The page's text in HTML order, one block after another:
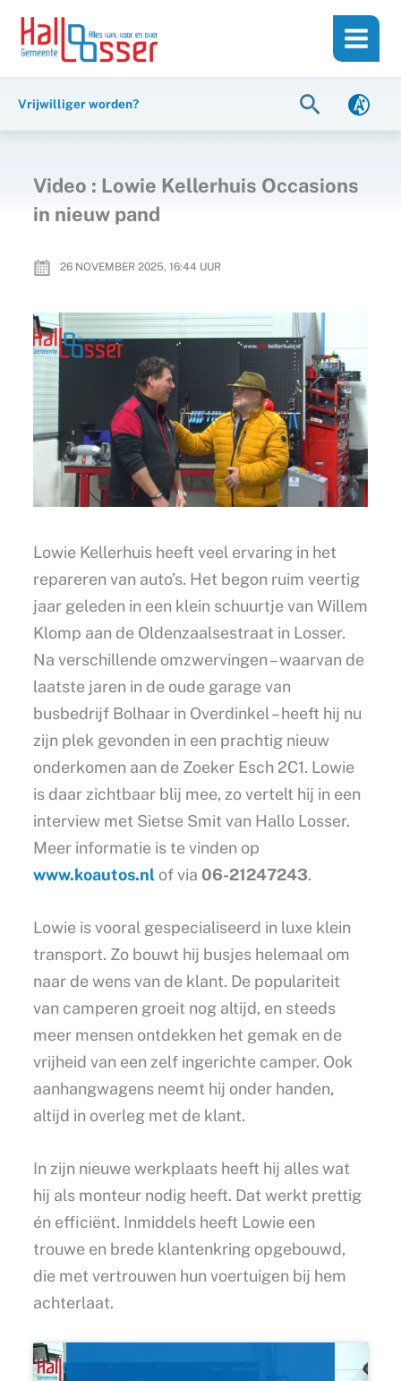
inhoud
naar
Vrijwilliger worden? Zoeken
Video : Lowie Kellerhuis Occasions
in nieuw pand
26 NOVEMBER 2025, 16:44 UUR
Lowie Kellerhuis heeft veel ervaring in het
repareren van auto’s. Het begon ruim veertig
jaar geleden in een klein schuurtje van Willem
Klomp aan de Oldenzaalsestraat in Losser.
Na verschillende omzwervingen – waarvan de
laatste jaren in de oude garage van
busbedrijf Bolhaar in Overdinkel – heeft hij nu
zijn plek gevonden in een prachtig nieuw
onderkomen aan de Zoeker Esch 2C1. Lowie
is daar zichtbaar blij mee, zo vertelt hij in een
interview met Sietse Smit van Hallo Losser.
Meer informatie is te vinden op
www.koautos.nlof via 06-21247243.
Lowie is vooral gespecialiseerd in luxe klein
transport. Zo bouwt hij busjes helemaal om
naar de wens van de klant. De populariteit
van camperen groeit nog altijd, en steeds
meer mensen ontdekken het gemak en de
vrijheid van een zelf ingerichte camper. Ook
aanhangwagens neemt hij onder handen,
altijd in overleg met de klant.
In zijn nieuwe werkplaats heeft hij alles wat
hij als monteur nodig heeft. Dat werkt prettig
én efficiënt. Inmiddels heeft Lowie een
trouwe en brede klantenkring opgebouwd,
die met vertrouwen hun voertuigen bij hem
achterlaat.